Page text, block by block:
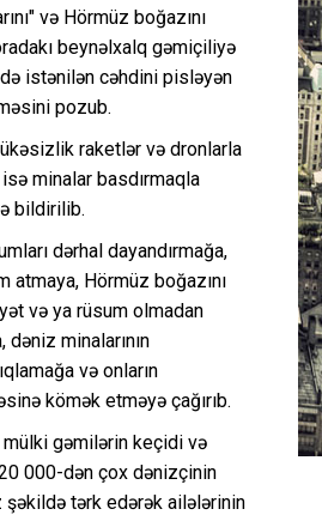
və Hörmüz boğazını
beynəlxalq gəmiçiliyə
istənilən cəhdini pisləyən
pozub.
raketlər və dronlarla
minalar basdırmaqla
bildirilib.
dərhal dayandırmağa,
atmaya, Hörmüz boğazını
və ya rüsum olmadan
minalarının
və onların
kömək etməyə çağırıb.
gəmilərin keçidi və
000-dən çox dənizçinin
tərk edərək ailələrinin